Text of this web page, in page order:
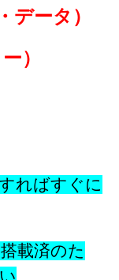
データ）
）
ればすぐに
載済のた